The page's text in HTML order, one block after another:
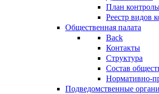
План
Реестр видов
Общественная палата
Back
Контакты
Структура
Состав
Нормативно-
Подведомственные